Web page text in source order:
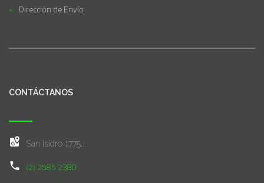
Dirección de Envío
CONTÁCTANOS
San Isidro 1775,
(2) 2585 2380